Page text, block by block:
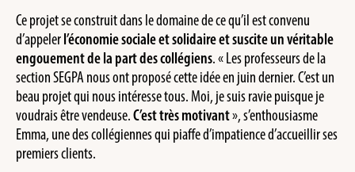
Ce projet se construit dans le domaine de ce qu’il est convenu
d’appelerl’économie sociale et solidaire et suscite un véritable
engouement de la part des collégiens. « Les professeurs de la
section SEGPA nous ont proposé cette idée en juin dernier. C’est un
beau projet qui nous intéresse tous. Moi, je suis ravie puisque je
voudrais être vendeuse.C’est très motivant», s’enthousiasme
Emma, une des collégiennes qui piaffe d’impatience d’accueillir ses
premiers clients.